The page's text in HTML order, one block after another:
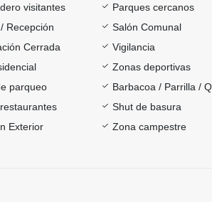
visitantes
Parques cercanos
Recepción
Salón Comunal
Cerrada
Vigilancia
Zonas deportivas
parqueo
Barbacoa / Parrilla /
Shut de basura
Exterior
Zona campestre